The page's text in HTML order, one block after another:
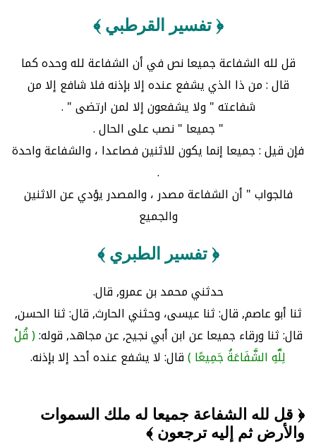
﴿ تفسير القرطبي ﴾
قل لله الشفاعة جميعا نص في أن الشفاعة لله وحده كما
قال : من ذا الذي يشفع عنده إلا بإذنه فلا شافع إلا من
شفاعته " ولا يشفعون إلا لمن ارتضى " .
" جميعا " نصب على الحال .
فإن قيل : جميعا إنما يكون للاثنين فصاعدا ، والشفاعة واحدة
.
فالجواب " أن الشفاعة مصدر ، والمصدر يؤدي عن الاثنين
والجميع
﴿ تفسير الطبري ﴾
حدثني محمد بن عمرو, قال.
ثنا أبو عاصم, قال: ثنا عيسى، وحثني الحارث, قال: ثنا الحسن,
قال: ثنا ورقاء جميعا عن ابن أبي نجيح, عن مجاهد, قوله:( قُلْ
لِلَّهِ الشَّفَاعَةُ جَمِيعًا )قال: لا يشفع عنده أحد إلا بإذنه.
﴿ قل لله الشفاعة جميعا له ملك السموات
والأرض ثم إليه ترجعون ﴾